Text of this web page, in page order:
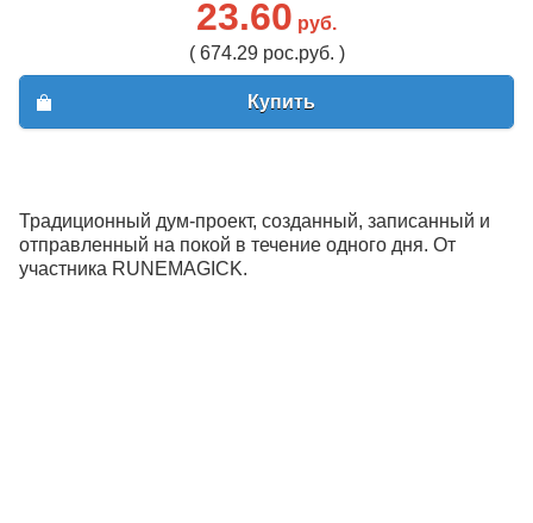
23.60 руб.
( 674.29 рос.руб. )
Купить
Традиционный дум-проект, созданный, записанный и
отправленный на покой в течение одного дня. От
участника RUNEMAGICK.